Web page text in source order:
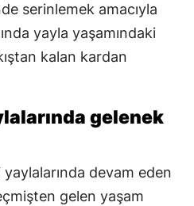
serinlemek amacıyla
yayla yaşamındaki
kalan kardan
gelenek
devam eden
gelen yaşam